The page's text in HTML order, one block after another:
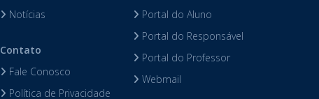
Notícias
Contato
Fale Conosco
Política de Privacidade
Portal do Aluno
Portal do Responsável
Portal do Professor
Webmail